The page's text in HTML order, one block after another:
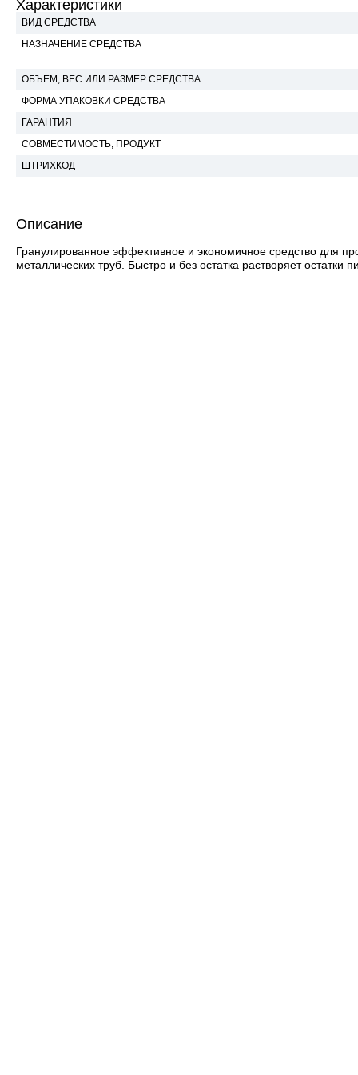
Характеристики
ВИД СРЕДСТВА
НАЗНАЧЕНИЕ СРЕДСТВА
ОБЪЕМ, ВЕС ИЛИ РАЗМЕР СРЕДСТВА
ФОРМА УПАКОВКИ СРЕДСТВА
ГАРАНТИЯ
СОВМЕСТИМОСТЬ, ПРОДУКТ
ШТРИХКОД
Описание
Гранулированное эффективное и экономичное средство для
металлических труб. Быстро и без остатка растворяет